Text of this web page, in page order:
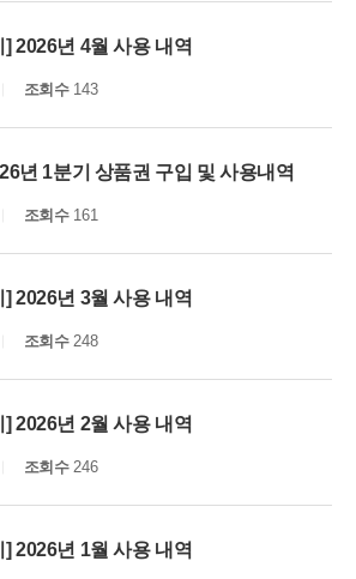
] 2026년 4월 사용 내역
조회수143
년 1분기 상품권 구입 및 사용내역
조회수161
] 2026년 3월 사용 내역
조회수248
] 2026년 2월 사용 내역
조회수246
] 2026년 1월 사용 내역